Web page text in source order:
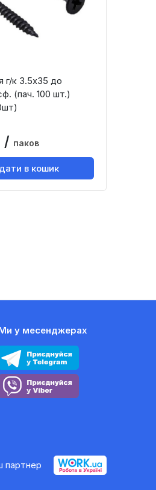
г/к 3.5х35 до
(пач. 100 шт.)
/ паков
в кошик
у месенджерах
партнер